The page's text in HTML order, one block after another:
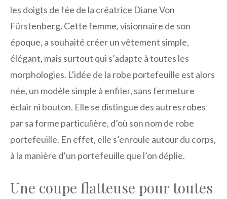
les doigts de fée de la créatrice Diane Von
Fürstenberg. Cette femme, visionnaire de son
époque, a souhaité créer un vêtement simple,
élégant, mais surtout qui s’adapte à toutes les
morphologies. L’idée de la robe portefeuille est alors
née, un modèle simple à enfiler, sans fermeture
éclair ni bouton. Elle se distingue des autres robes
par sa forme particulière, d’où son nom de robe
portefeuille. En effet, elle s’enroule autour du corps,
à la manière d’un portefeuille que l’on déplie.
Une coupe flatteuse pour toutes